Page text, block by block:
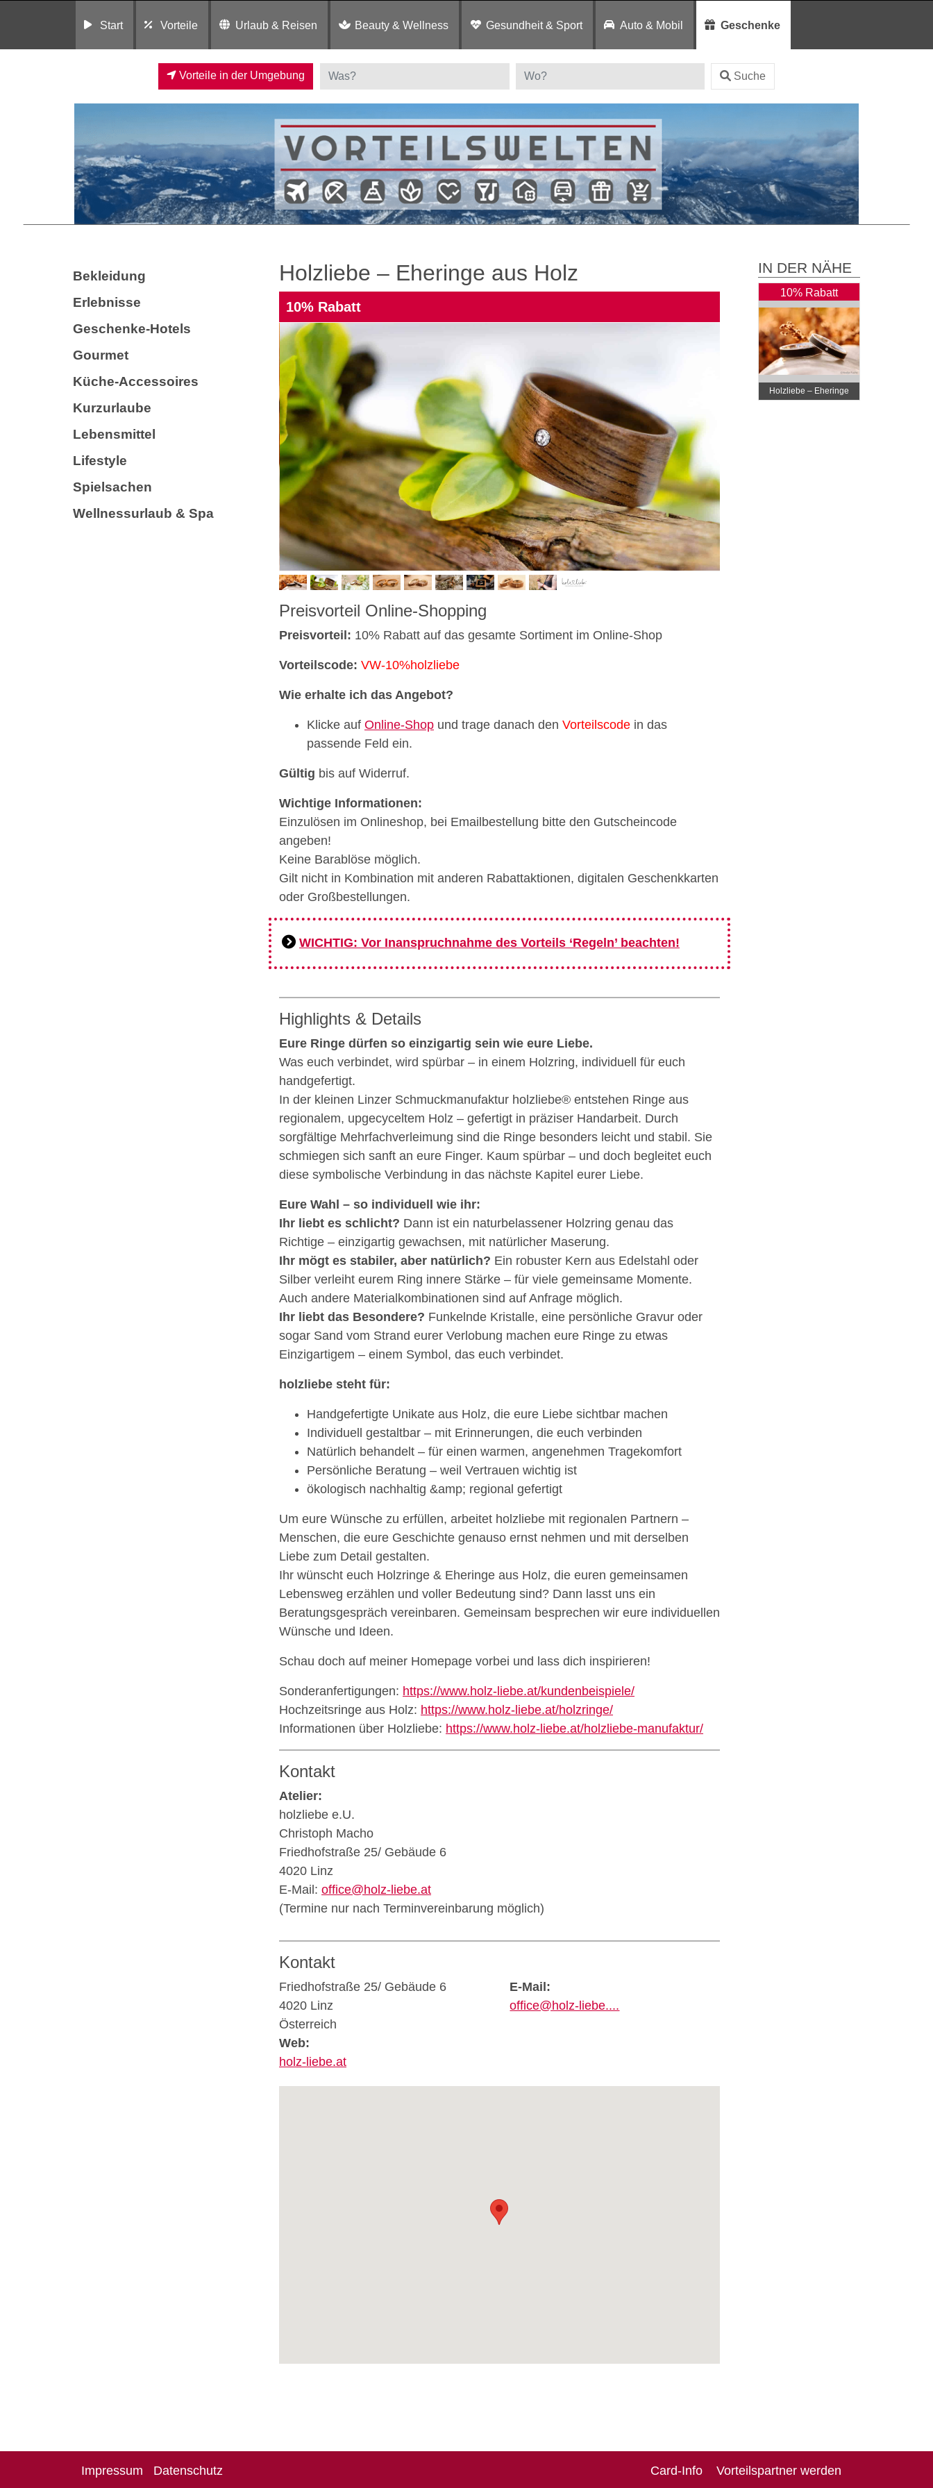
Start Vorteile Urlaub & Reisen Beauty & Wellness Gesundheit & Sport Auto & Mobil Geschenke
Vorteile in der Umgebung Suche
Bekleidung
Erlebnisse
Geschenke-Hotels
Gourmet
Küche-Accessoires
Kurzurlaube
Lebensmittel
Lifestyle
Spielsachen
Wellnessurlaub & Spa
Holzliebe – Eheringe aus Holz
10% Rabatt
Preisvorteil Online-Shopping
Preisvorteil: 10% Rabatt auf das gesamte Sortiment im Online-Shop
Vorteilscode: VW-10%holzliebe
Wie erhalte ich das Angebot?
Klicke auf Online-Shop und trage danach den Vorteilscode in das
passende Feld ein.
Gültig bis auf Widerruf.
Wichtige Informationen:
Einzulösen im Onlineshop, bei Emailbestellung bitte den Gutscheincode
angeben!
Keine Barablöse möglich.
Gilt nicht in Kombination mit anderen Rabattaktionen, digitalen Geschenkkarten
oder Großbestellungen.
WICHTIG: Vor Inanspruchnahme des Vorteils ‘Regeln’ beachten!
Highlights & Details
Eure Ringe dürfen so einzigartig sein wie eure Liebe.
Was euch verbindet, wird spürbar – in einem Holzring, individuell für euch
handgefertigt.
In der kleinen Linzer Schmuckmanufaktur holzliebe® entstehen Ringe aus
regionalem, upgecyceltem Holz – gefertigt in präziser Handarbeit. Durch
sorgfältige Mehrfachverleimung sind die Ringe besonders leicht und stabil. Sie
schmiegen sich sanft an eure Finger. Kaum spürbar – und doch begleitet euch
diese symbolische Verbindung in das nächste Kapitel eurer Liebe.
Eure Wahl – so individuell wie ihr:
Ihr liebt es schlicht? Dann ist ein naturbelassener Holzring genau das
Richtige – einzigartig gewachsen, mit natürlicher Maserung.
Ihr mögt es stabiler, aber natürlich? Ein robuster Kern aus Edelstahl oder
Silber verleiht eurem Ring innere Stärke – für viele gemeinsame Momente.
Auch andere Materialkombinationen sind auf Anfrage möglich.
Ihr liebt das Besondere? Funkelnde Kristalle, eine persönliche Gravur oder
sogar Sand vom Strand eurer Verlobung machen eure Ringe zu etwas
Einzigartigem – einem Symbol, das euch verbindet.
holzliebe steht für:
Handgefertigte Unikate aus Holz, die eure Liebe sichtbar machen
Individuell gestaltbar – mit Erinnerungen, die euch verbinden
Natürlich behandelt – für einen warmen, angenehmen Tragekomfort
Persönliche Beratung – weil Vertrauen wichtig ist
ökologisch nachhaltig &amp; regional gefertigt
Um eure Wünsche zu erfüllen, arbeitet holzliebe mit regionalen Partnern –
Menschen, die eure Geschichte genauso ernst nehmen und mit derselben
Liebe zum Detail gestalten.
Ihr wünscht euch Holzringe & Eheringe aus Holz, die euren gemeinsamen
Lebensweg erzählen und voller Bedeutung sind? Dann lasst uns ein
Beratungsgespräch vereinbaren. Gemeinsam besprechen wir eure individuellen
Wünsche und Ideen.
Schau doch auf meiner Homepage vorbei und lass dich inspirieren!
Sonderanfertigungen: https://www.holz-liebe.at/kundenbeispiele/
Hochzeitsringe aus Holz: https://www.holz-liebe.at/holzringe/
Informationen über Holzliebe: https://www.holz-liebe.at/holzliebe-manufaktur/
Kontakt
Atelier:
holzliebe e.U.
Christoph Macho
Friedhofstraße 25/ Gebäude 6
4020 Linz
E-Mail: office@holz-liebe.at
(Termine nur nach Terminvereinbarung möglich)
Kontakt
Friedhofstraße 25/ Gebäude 6
4020 Linz
Österreich
Web:
holz-liebe.at
E-Mail:
office@holz-liebe....
IN DER NÄHE
10% Rabatt
Holzliebe – Eheringe
aus Holz
Impressum Datenschutz Card-Info Vorteilspartner werden